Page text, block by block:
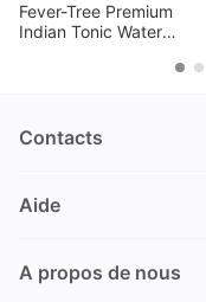
Fever-Tree Premium
Indian Tonic Water
Contacts
Nüschelerstrasse 35
Suisse
Aide
Processus de commande
A propos de nous